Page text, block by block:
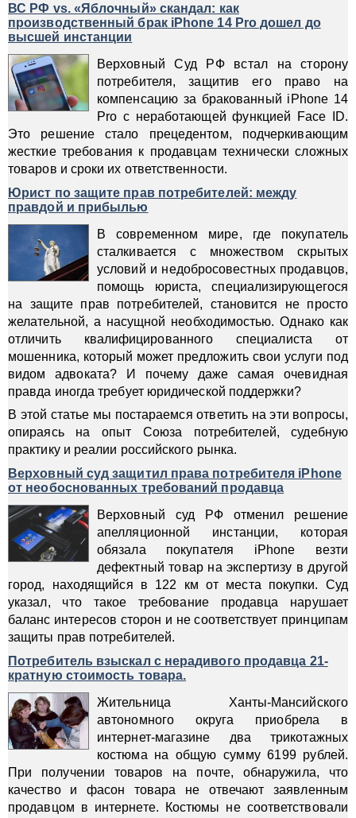
ВС РФ vs. «Яблочный» скандал: как
производственный брак iPhone 14 Pro дошел до
высшей инстанции
Верховный Суд РФ встал на сторону
потребителя, защитив его право на
компенсацию за бракованный iPhone 14
Pro с неработающей функцией Face ID.
Это решение стало прецедентом, подчеркивающим
жесткие требования к продавцам технически сложных
товаров и сроки их ответственности.
Юрист по защите прав потребителей: между
правдой и прибылью
В современном мире, где покупатель
сталкивается с множеством скрытых
условий и недобросовестных продавцов,
помощь юриста, специализирующегося
на защите прав потребителей, становится не просто
желательной, а насущной необходимостью. Однако как
отличить квалифицированного специалиста от
мошенника, который может предложить свои услуги под
видом адвоката? И почему даже самая очевидная
правда иногда требует юридической поддержки?
В этой статье мы постараемся ответить на эти вопросы,
опираясь на опыт Союза потребителей, судебную
практику и реалии российского рынка.
Верховный суд защитил права потребителя iPhone
от необоснованных требований продавца
Верховный суд РФ отменил решение
апелляционной инстанции, которая
обязала покупателя iPhone везти
дефектный товар на экспертизу в другой
город, находящийся в 122 км от места покупки. Суд
указал, что такое требование продавца нарушает
баланс интересов сторон и не соответствует принципам
защиты прав потребителей.
Потребитель взыскал c нерадивого продавца 21-
кратную стоимость товара.
Жительница Ханты-Мансийского
автономного округа приобрела в
интернет-магазине два трикотажных
костюма на общую сумму 6199 рублей.
При получении товаров на почте, обнаружила, что
качество и фасон товара не отвечают заявленным
продавцом в интернете. Костюмы не соответствовали